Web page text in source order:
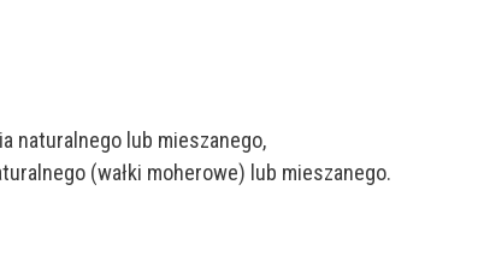
naturalnego lub mieszanego,
(wałki moherowe) lub mieszanego.